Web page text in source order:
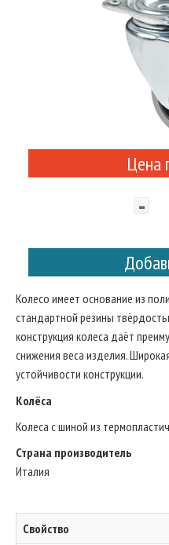
Цена
-
Колесо имеет основание из
стандартной резины
конструкция колеса даёт
снижения веса изделия.
устойчивости конструкции.
Колёса
Колеса с шиной из
Страна производитель
Италия
Свойство